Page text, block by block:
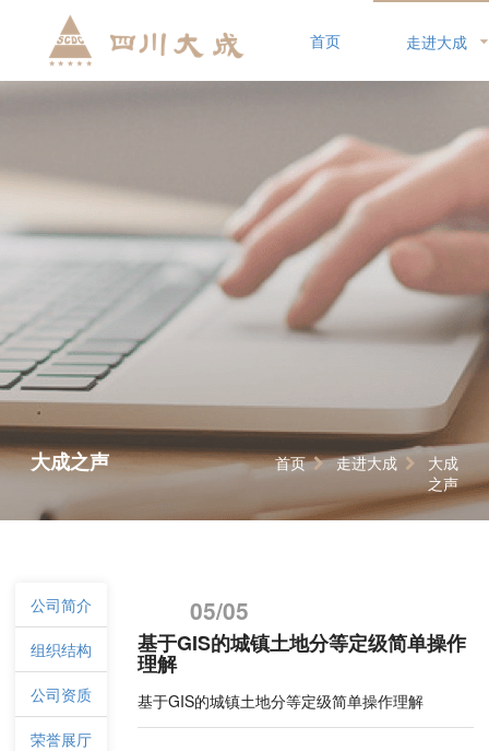
首页 走进大成
大成之声 首页 走进大成
大成
之声
公司简介
组织结构
公司资质
荣誉展厅
05/05
基于GIS的城镇土地分等定级简单操作
理解
基于GIS的城镇土地分等定级简单操作理解